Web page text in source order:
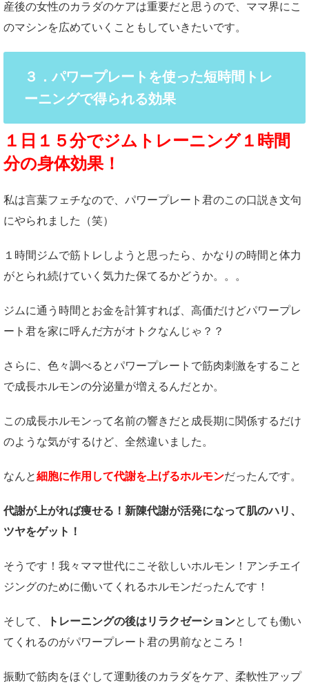
産後の女性のカラダのケアは重要だと思うので、ママ界にこ
のマシンを広めていくこともしていきたいです。
３．パワープレートを使った短時間トレ
ーニングで得られる効果
１日１５分でジムトレーニング１時間
分の身体効果！
私は言葉フェチなので、パワープレート君のこの口説き文句
にやられました（笑）
１時間ジムで筋トレしようと思ったら、かなりの時間と体力
がとられ続けていく気力た保てるかどうか。。。
ジムに通う時間とお金を計算すれば、高価だけどパワープレ
ート君を家に呼んだ方がオトクなんじゃ？？
さらに、色々調べるとパワープレートで筋肉刺激をすること
で成長ホルモンの分泌量が増えるんだとか。
この成長ホルモンって名前の響きだと成長期に関係するだけ
のような気がするけど、全然違いました。
なんと細胞に作用して代謝を上げるホルモンだったんです。
代謝が上がれば痩せる！新陳代謝が活発になって肌のハリ、
ツヤをゲット！
そうです！我々ママ世代にこそ欲しいホルモン！アンチエイ
ジングのために働いてくれるホルモンだったんです！
そして、 トレーニングの後はリラクゼーションとしても働い
てくれるのがパワープレート君の男前なところ！
振動で筋肉をほぐして運動後のカラダをケア、柔軟性アップ